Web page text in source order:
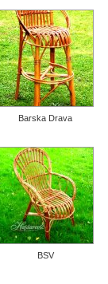
Barska Drava
BSV